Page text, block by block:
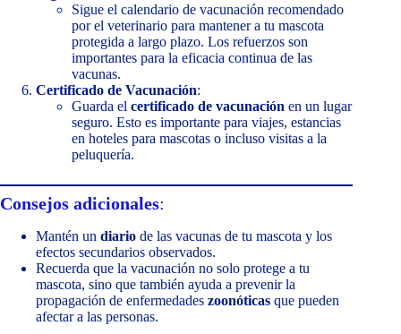
Sigue el calendario de vacunación recomendado
por el veterinario para mantener a tu mascota
protegida a largo plazo. Los refuerzos son
importantes para la eficacia continua de las
vacunas.
Certificado de Vacunación:
Guarda el certificado de vacunación en un lugar
seguro. Esto es importante para viajes, estancias
en hoteles para mascotas o incluso visitas a la
peluquería.
Consejos adicionales:
Mantén un diario de las vacunas de tu mascota y los
efectos secundarios observados.
Recuerda que la vacunación no solo protege a tu
mascota, sino que también ayuda a prevenir la
propagación de enfermedades zoonóticas que pueden
afectar a las personas.